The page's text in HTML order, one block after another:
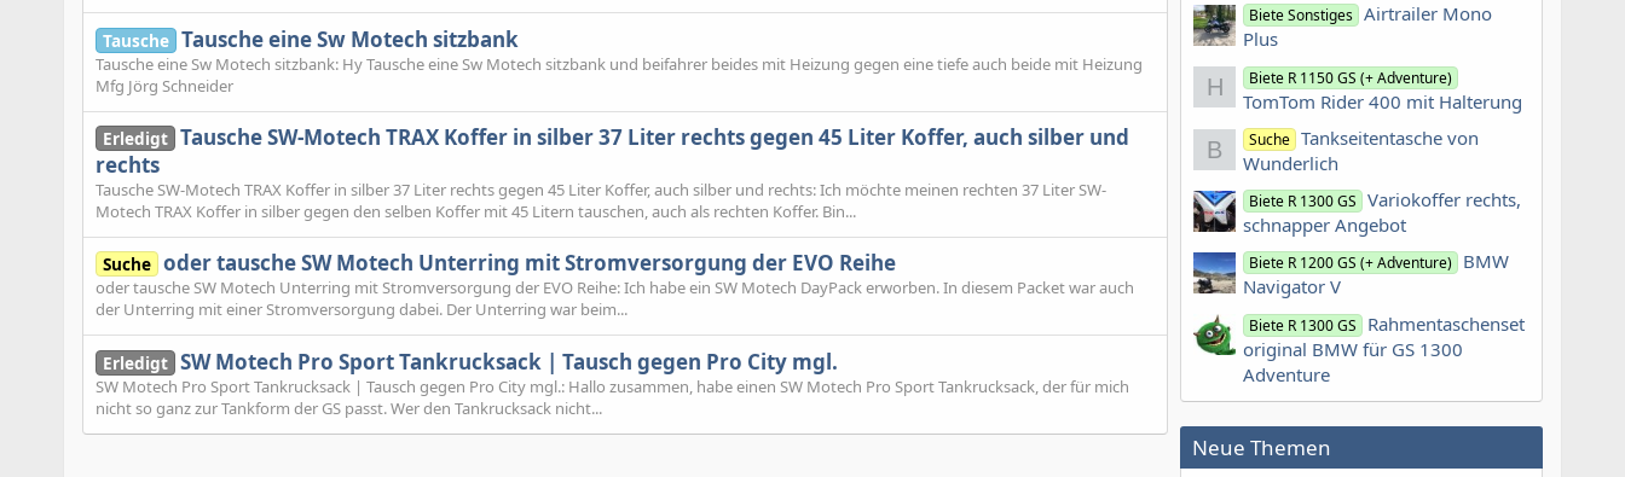
Tausche Tausche eine Sw Motech sitzbank
Tausche eine Sw Motech sitzbank: Hy Tausche eine Sw Motech sitzbank und beifahrer beides mit Heizung gegen eine tiefe auch beide mit Heizung
Mfg Jörg Schneider
Erledigt Tausche SW-Motech TRAX Koffer in silber 37 Liter rechts gegen 45 Liter Koffer, auch silber und
rechts
Tausche SW-Motech TRAX Koffer in silber 37 Liter rechts gegen 45 Liter Koffer, auch silber und rechts: Ich möchte meinen rechten 37 Liter SW-
Motech TRAX Koffer in silber gegen den selben Koffer mit 45 Litern tauschen, auch als rechten Koffer. Bin...
Suche oder tausche SW Motech Unterring mit Stromversorgung der EVO Reihe
oder tausche SW Motech Unterring mit Stromversorgung der EVO Reihe: Ich habe ein SW Motech DayPack erworben. In diesem Packet war auch
der Unterring mit einer Stromversorgung dabei. Der Unterring war beim...
Erledigt SW Motech Pro Sport Tankrucksack | Tausch gegen Pro City mgl.
SW Motech Pro Sport Tankrucksack | Tausch gegen Pro City mgl.: Hallo zusammen, habe einen SW Motech Pro Sport Tankrucksack, der für mich
nicht so ganz zur Tankform der GS passt. Wer den Tankrucksack nicht...
Biete Sonstiges Airtrailer Mono
Plus
H Biete R 1150 GS (+ Adventure)
TomTom Rider 400 mit Halterung
B Suche Tankseitentasche von
Wunderlich
Biete R 1300 GS
Variokoffer rechts,
schnapper Angebot
Biete R 1200 GS (+ Adventure) BMW
Navigator V
Biete R 1300 GS
Rahmentaschenset
original BMW für GS 1300
Adventure
Neue Themen